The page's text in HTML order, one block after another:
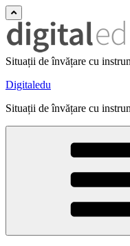
Situații de învățare cu
Digitaledu
Situații de învățare cu